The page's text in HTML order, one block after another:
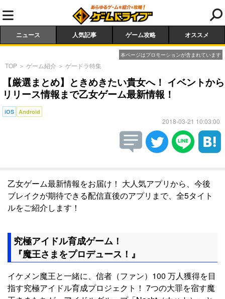
ニュース 人気記事 ゲーム攻略 オススメ
本ページはプロモーションが含まれています
TOP ＞ ゲーム紹介 ＞ ゲードラ特集
【厳選まとめ】ときめきたい貴女へ！ イベントから
リリース情報まで乙女ゲーム最新情報！
iOS Android
2018-03-21 10:03:00
乙女ゲーム最新情報をお届け！ 大人気アプリから、今後
ブレイクが期待できる配信直後のアプリまで、全5タイト
ルをご紹介します！
究極アイドル育成ゲーム！
『魔王さまをプロデュース！』
イケメン魔王と一緒に、信者（ファン）100 万人獲得を目
指す究極アイドル育成プロジェクト！ 7つの大罪を宿す魔